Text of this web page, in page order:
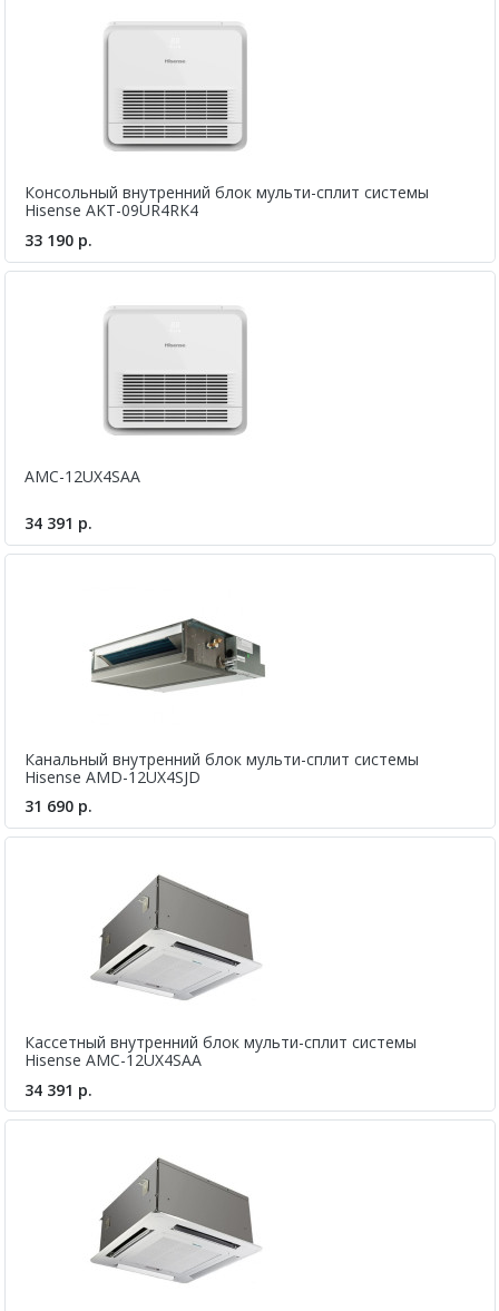
Консольный внутренний блок мульти-сплит системы
Hisense AKT-09UR4RK4
33 190 р.
AMC-12UX4SAA
34 391 р.
Канальный внутренний блок мульти-сплит системы
Hisense AMD-12UX4SJD
31 690 р.
Кассетный внутренний блок мульти-сплит системы
Hisense AMC-12UX4SAA
34 391 р.